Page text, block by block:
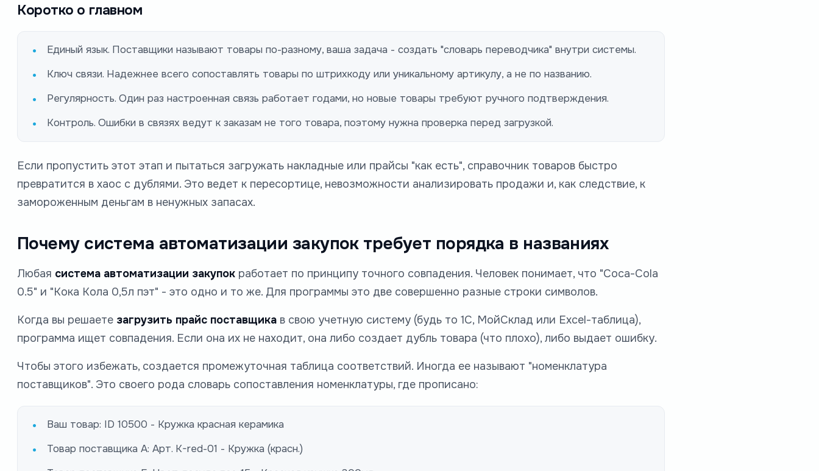
Коротко о главном
Единый язык. Поставщики называют товары по-разному, ваша задача - создать "словарь переводчика" внутри системы.
Ключ связи. Надежнее всего сопоставлять товары по штрихкоду или уникальному артикулу, а не по названию.
Регулярность. Один раз настроенная связь работает годами, но новые товары требуют ручного подтверждения.
Контроль. Ошибки в связях ведут к заказам не того товара, поэтому нужна проверка перед загрузкой.
Если пропустить этот этап и пытаться загружать накладные или прайсы "как есть", справочник товаров быстро
превратится в хаос с дублями. Это ведет к пересортице, невозможности анализировать продажи и, как следствие, к
замороженным деньгам в ненужных запасах.
Почему система автоматизации закупок требует порядка в названиях
Любая система автоматизации закупок работает по принципу точного совпадения. Человек понимает, что "Coca-Cola
0.5" и "Кока Кола 0,5л пэт" - это одно и то же. Для программы это две совершенно разные строки символов.
Когда вы решаете загрузить прайс поставщика в свою учетную систему (будь то 1С, МойСклад или Excel-таблица),
программа ищет совпадения. Если она их не находит, она либо создает дубль товара (что плохо), либо выдает ошибку.
Чтобы этого избежать, создается промежуточная таблица соответствий. Иногда ее называют "номенклатура
поставщиков". Это своего рода словарь сопоставления номенклатуры, где прописано:
Ваш товар: ID 10500 - Кружка красная керамика
Товар поставщика А: Арт. K-red-01 - Кружка (красн.)